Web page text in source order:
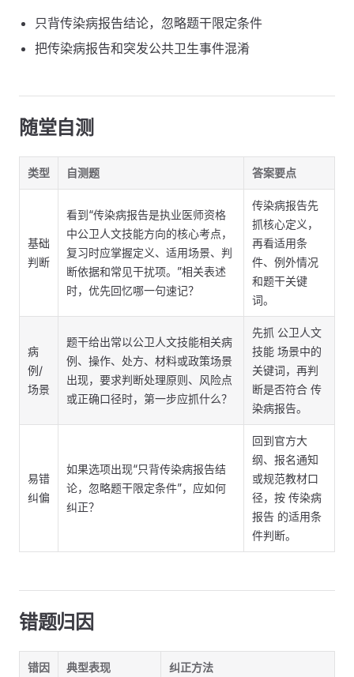
只背传染病报告结论，忽略题干限定条件
把传染病报告和突发公共卫生事件混淆
随堂自测
类型 自测题 答案要点
基础
判断
看到“传染病报告是执业医师资格
中公卫人文技能方向的核心考点，
复习时应掌握定义、适用场景、判
断依据和常见干扰项。”相关表述
时，优先回忆哪一句速记？
传染病报告先
抓核心定义，
再看适用条
件、例外情况
和题干关键
词。
病
例/
场景
题干给出常以公卫人文技能相关病
例、操作、处方、材料或政策场景
出现，要求判断处理原则、风险点
或正确口径时，第一步应抓什么？
先抓 公卫人文
技能 场景中的
关键词，再判
断是否符合 传
染病报告。
易错
纠偏
如果选项出现“只背传染病报告结
论，忽略题干限定条件”，应如何
纠正？
回到官方大
纲、报名通知
或规范教材口
径，按 传染病
报告 的适用条
件判断。
错题归因
错因 典型表现 纠正方法